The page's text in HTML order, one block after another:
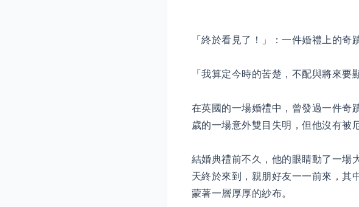
「終於看見了！」：一件婚禮上的奇
「我算定今時的苦楚，不配與將來
在英國的一場婚禮中，曾發過一件奇
歲的一場意外雙目失明，但他沒有被
結婚典禮前不久，他的眼睛動了一場
天終於來到，親朋好友一一前來，其
蒙著一層厚厚的紗布。